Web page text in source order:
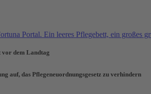
vor dem Landtag
auf, das Pflegeneuordnungsgesetz zu verhindern